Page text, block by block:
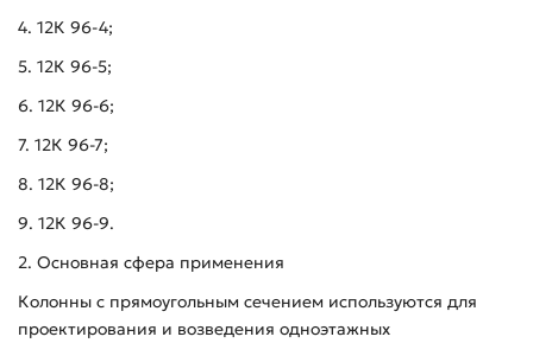
4. 12К 96-4;
5. 12К 96-5;
6. 12К 96-6;
7. 12К 96-7;
8. 12К 96-8;
9. 12К 96-9.
2. Основная сфера применения
Колонны с прямоугольным сечением используются для
проектирования и возведения одноэтажных